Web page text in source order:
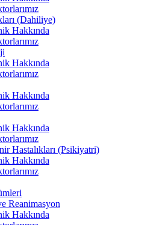
(Dahiliye)
Hakkında
Hakkında
Hakkında
Hakkında
Hastalıkları (Psikiyatri)
Hakkında
Reanimasyon
Hakkında